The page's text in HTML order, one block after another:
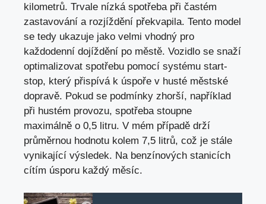
kilometrů. Trvale nízká spotřeba při častém
zastavování a rozjíždění překvapila. Tento model
se tedy ukazuje jako velmi vhodný pro
každodenní dojíždění po městě. Vozidlo se snaží
optimalizovat spotřebu pomocí systému start-
stop, který přispívá k úspoře v husté městské
dopravě. Pokud se podmínky zhorší, například
při hustém provozu, spotřeba stoupne
maximálně o 0,5 litru. V mém případě drží
průměrnou hodnotu kolem 7,5 litrů, což je stále
vynikající výsledek. Na benzínových stanicích
cítím úsporu každý měsíc.